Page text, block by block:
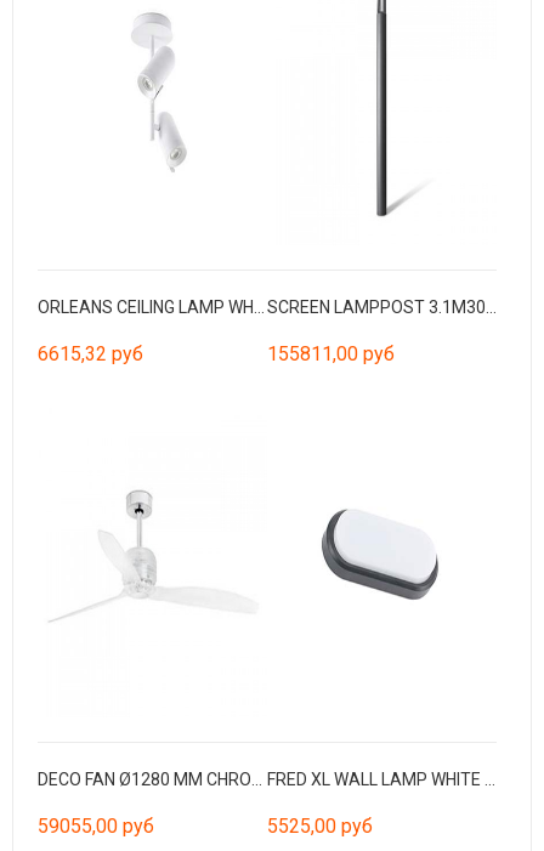
ORLEANS CEILING LAMP WHITE 2XGU10
6615,32 руб
SCREEN LAMPPOST 3.1M3000K CRI90 HE 360º WIDE DALI
155811,00 руб
DECO FAN Ø1280 MM CHROME 3 BLADES TRANSPARENTS W/R
59055,00 руб
FRED XL WALL LAMP WHITE LED 11W 3000K
5525,00 руб